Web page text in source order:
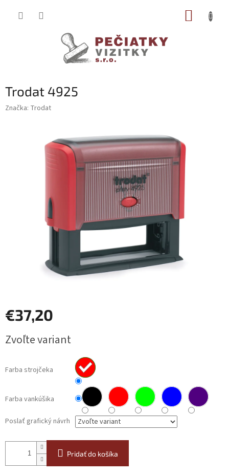
Trodat 4925
Značka: Trodat
€37,20
cena:
Zvoľte variant
Farba strojčeka
Farba vankúšika
Poslať grafický návrh
Pridať do košíka